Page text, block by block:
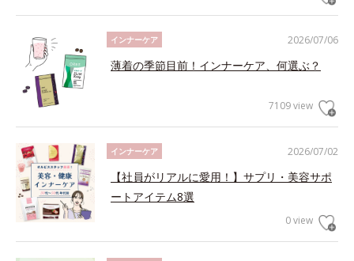
2026/07/06
インナーケア
薄着の季節目前！インナーケア、何選ぶ？
7109 view
2026/07/02
インナーケア
【社員がリアルに愛用！】サプリ・美容サポ
ートアイテム8選
0 view